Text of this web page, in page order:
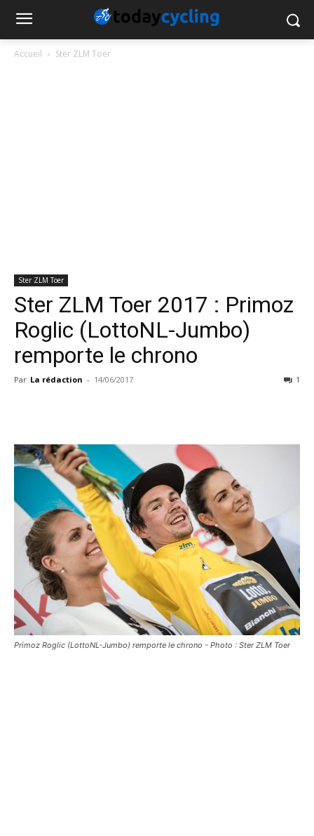
Accueil Ster ZLM Toer
Ster ZLM Toer
Ster ZLM Toer 2017 : Primoz
Roglic (LottoNL-Jumbo)
remporte le chrono
Par La rédaction - 14/06/2017 1
Primoz Roglic (LottoNL-Jumbo) remporte le chrono - Photo : Ster ZLM Toer